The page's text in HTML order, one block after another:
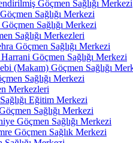
Göçmen Sağlığı Merkezi
Sağlığı Merkezi
Sağlığı Merkezi
Sağlığı Merkezleri
Göçmen Sağlığı Merkezi
Göçmen Sağlığı Merkezi
(Makam) Göçmen Sağlığı
Sağlığı Merkezi
Merkezleri
Eğitim Merkezi
Sağlığı Merkezi
Göçmen Sağlığı Merkezi
Göçmen Sağlık Merkezi